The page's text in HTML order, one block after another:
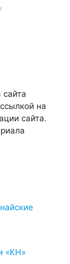
на
сайта.
«КН»